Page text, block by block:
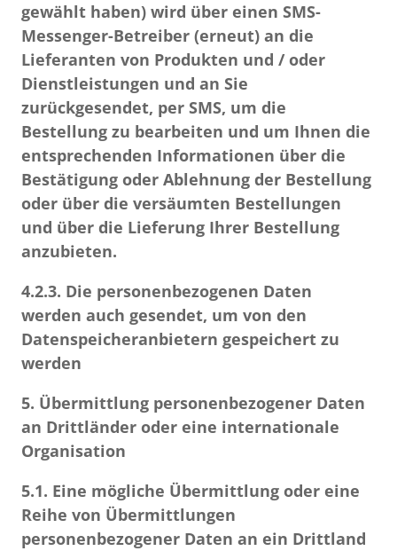
gewählt haben) wird über einen SMS-
Messenger-Betreiber (erneut) an die
Lieferanten von Produkten und / oder
Dienstleistungen und an Sie
zurückgesendet, per SMS, um die
Bestellung zu bearbeiten und um Ihnen die
entsprechenden Informationen über die
Bestätigung oder Ablehnung der Bestellung
oder über die versäumten Bestellungen
und über die Lieferung Ihrer Bestellung
anzubieten.
4.2.3. Die personenbezogenen Daten
werden auch gesendet, um von den
Datenspeicheranbietern gespeichert zu
werden
5. Übermittlung personenbezogener Daten
an Drittländer oder eine internationale
Organisation
5.1. Eine mögliche Übermittlung oder eine
Reihe von Übermittlungen
personenbezogener Daten an ein Drittland